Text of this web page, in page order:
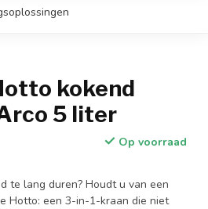
kokend
5 liter
Op voorraad
te lang duren? Houdt u van een
Hotto: een 3-in-1-kraan die niet